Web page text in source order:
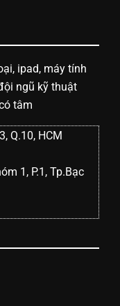
ipad, máy tính
ngũ kỹ thuật
tâm
Q.10, HCM
1, P.1, Tp.Bạc